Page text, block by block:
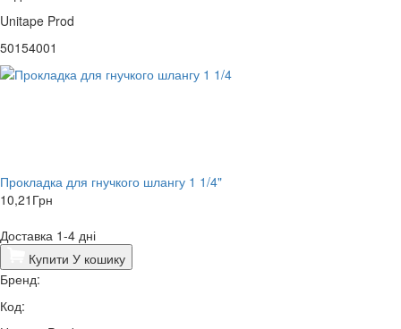
Unitape Prod
50154001
Прокладка для гнучкого шлангу 1 1/4"
10,21 Грн
Доставка 1-4 дні
Купити У кошику
Бренд:
Код: